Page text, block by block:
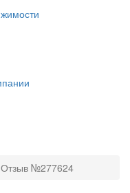
Отзыв №277624